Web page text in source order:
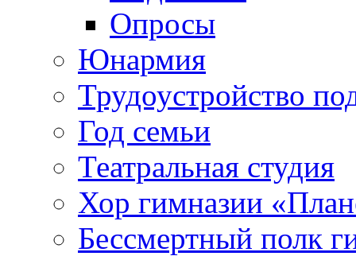
Опросы
Юнармия
Трудоустройство
Год семьи
Театральная студия
Хор гимназии
Бессмертный полк